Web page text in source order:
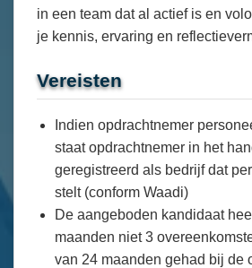
in een team dat al actief is en
je kennis, ervaring en
Vereisten
Indien opdrachtnemer
staat opdrachtnemer in het
geregistreerd als bedrijf dat
stelt (conform Waadi)
De aangeboden kandidaat
maanden niet 3
van 24 maanden gehad bij de